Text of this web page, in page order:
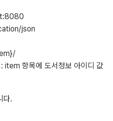
json
항목에 도서정보 아이디 값
다.